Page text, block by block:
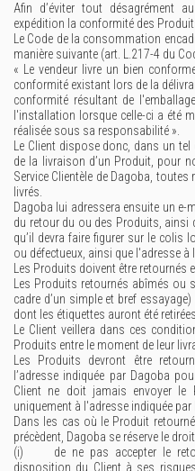
Afin d’éviter tout désagrément
expédition la conformité des
Le Code de la consommation
manière suivante (art. L.217-4 du
« Le vendeur livre un bien
conformité existant lors de la
conformité résultant de
l'installation lorsque celle-ci a été
réalisée sous sa responsabilité ».
Le Client dispose donc, dans un
de la livraison d’un Produit, pour
Service Clientèle de Dagoba,
livrés.
Dagoba lui adressera ensuite un
du retour du ou des Produits, ainsi
qu’il devra faire figurer sur le colis
ou défectueux, ainsi que l'adresse à
Les Produits doivent être retournés
Les Produits retournés abîmés
cadre d’un simple et bref
dont les étiquettes auront été
Le Client veillera dans ces
Produits entre le moment de leur
Les Produits devront être
l’adresse indiquée par Dagoba
Client ne doit jamais envoyer
uniquement à l'adresse indiquée par
Dans les cas où le Produit
précèdent, Dagoba se réserve le
(i) de ne pas accepter le
disposition du Client à ses